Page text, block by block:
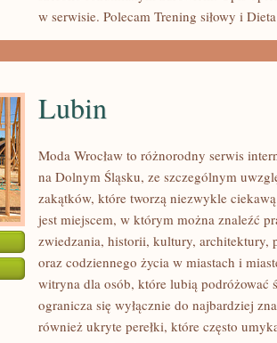
w serwisie. Polecam Trening siłowy i
Lubin
Moda Wrocław to różnorodny serwis
na Dolnym Śląsku, ze szczególnym
zakątków, które tworzą niezwykle
jest miejscem, w którym można znaleźć
zwiedzania, historii, kultury, architektury,
oraz codziennego życia w miastach i
witryna dla osób, które lubią podróżować
ogranicza się wyłącznie do najbardziej
również ukryte perełki, które często